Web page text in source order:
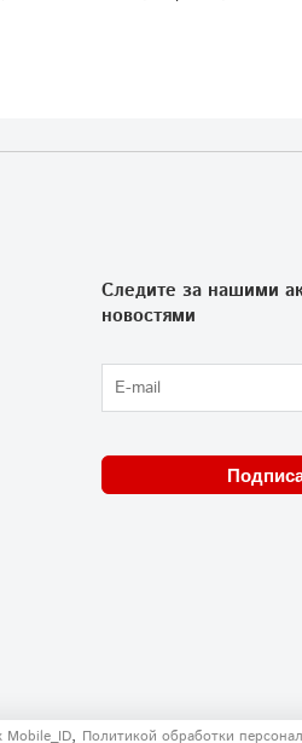
Следите за нашими
новостями
Mobile_ID, Политикой обработки